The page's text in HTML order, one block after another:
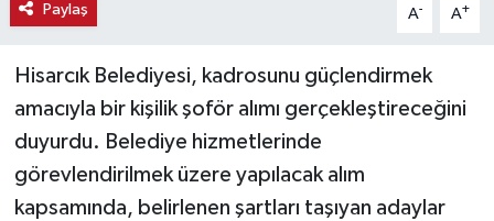
Paylaş A- A+
Hisarcık Belediyesi, kadrosunu güçlendirmek
amacıyla bir kişilik şoför alımı gerçekleştireceğini
duyurdu. Belediye hizmetlerinde
görevlendirilmek üzere yapılacak alım
kapsamında, belirlenen şartları taşıyan adaylar
Magazin
Resmi İlanlar
Sağlık
Seri İlan